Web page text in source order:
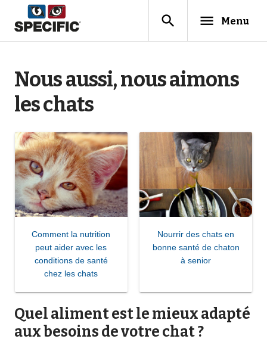
search menu Menu
Nous aussi, nous aimons
les chats
Comment la nutrition
peut aider avec les
conditions de santé
chez les chats
Nourrir des chats en
bonne santé de chaton
à senior
Quel aliment est le mieux adapté
aux besoins de votre chat ?